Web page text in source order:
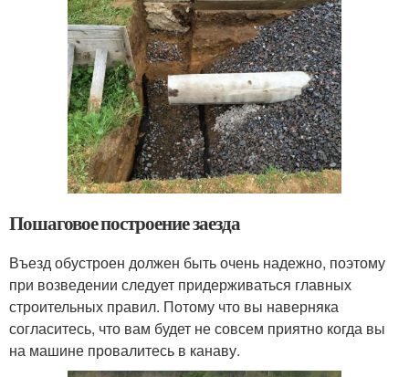
Пошаговое построение заезда
Въезд обустроен должен быть очень надежно, поэтому
при возведении следует придерживаться главных
строительных правил. Потому что вы наверняка
согласитесь, что вам будет не совсем приятно когда вы
на машине провалитесь в канаву.